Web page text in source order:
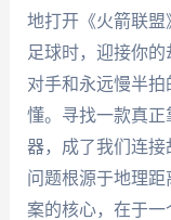
地打开《火箭联
足球时，迎接你
对手和永远慢半
懂。寻找一款真
器，成了我们连接
问题根源于地理
案的核心，在于一